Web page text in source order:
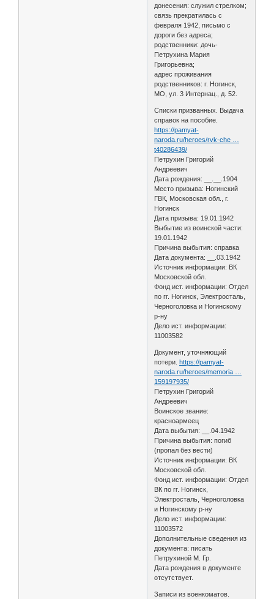
донесения: служил стрелком;
связь прекратилась с
февраля 1942, письмо с
дороги без адреса;
родственники: дочь-
Петрухина Мария
Григорьевна;
адрес проживания
родственников: г. Ногинск,
МО, ул. 3 Интернац., д. 52.
Списки призванных. Выдача
справок на пособие.
https://pamyat-
naroda.ru/heroes/rvk-che …
t40286439/
Петрухин Григорий
Андреевич
Дата рождения: __.__.1904
Место призыва: Ногинский
ГВК, Московская обл., г.
Ногинск
Дата призыва: 19.01.1942
Выбытие из воинской части:
19.01.1942
Причина выбытия: справка
Дата документа: __.03.1942
Источник информации: ВК
Московской обл.
Фонд ист. информации: Отдел
по гг. Ногинск, Электросталь,
Черноголовка и Ногинскому
р-ну
Дело ист. информации:
11003582
Документ, уточняющий
потери.https://pamyat-
naroda.ru/heroes/memoria …
159197935/
Петрухин Григорий
Андреевич
Воинское звание:
красноармеец
Дата выбытия: __.04.1942
Причина выбытия: погиб
(пропал без вести)
Источник информации: ВК
Московской обл.
Фонд ист. информации: Отдел
ВК по гг. Ногинск,
Электросталь, Черноголовка
и Ногинскому р-ну
Дело ист. информации:
11003572
Дополнительные сведения из
документа: писать
Петрухиной М. Гр.
Дата рождения в документе
отсутствует.
Записи из военкоматов.